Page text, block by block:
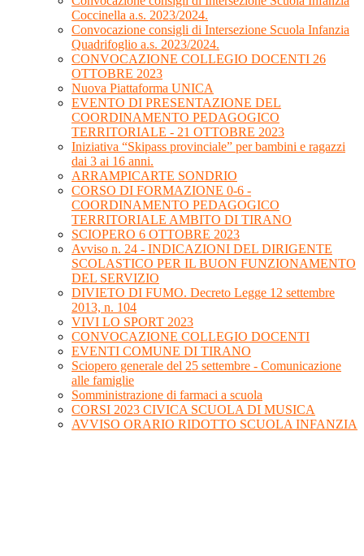
Coccinella a.s. 2023/2024.
Convocazione consigli di Intersezione Scuola Infanzia
Quadrifoglio a.s. 2023/2024.
CONVOCAZIONE COLLEGIO DOCENTI 26
OTTOBRE 2023
Nuova Piattaforma UNICA
EVENTO DI PRESENTAZIONE DEL
COORDINAMENTO PEDAGOGICO
TERRITORIALE - 21 OTTOBRE 2023
Iniziativa “Skipass provinciale” per bambini e ragazzi
dai 3 ai 16 anni.
ARRAMPICARTE SONDRIO
CORSO DI FORMAZIONE 0-6 -
COORDINAMENTO PEDAGOGICO
TERRITORIALE AMBITO DI TIRANO
SCIOPERO 6 OTTOBRE 2023
Avviso n. 24 - INDICAZIONI DEL DIRIGENTE
SCOLASTICO PER IL BUON FUNZIONAMENTO
DEL SERVIZIO
DIVIETO DI FUMO. Decreto Legge 12 settembre
2013, n. 104
VIVI LO SPORT 2023
CONVOCAZIONE COLLEGIO DOCENTI
EVENTI COMUNE DI TIRANO
Sciopero generale del 25 settembre - Comunicazione
alle famiglie
Somministrazione di farmaci a scuola
CORSI 2023 CIVICA SCUOLA DI MUSICA
AVVISO ORARIO RIDOTTO SCUOLA INFANZIA